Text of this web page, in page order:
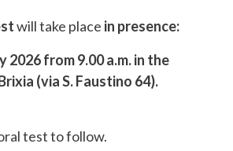
will take place in presence:
2026 from 9.00 a.m. in the
(via S. Faustino 64).
test to follow.